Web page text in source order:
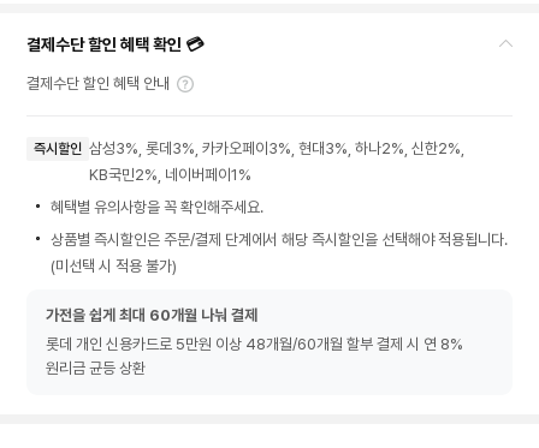
결제수단 할인 혜택 확인 💳
결제수단 할인 혜택 안내
즉시할인 삼성3%, 롯데3%, 카카오페이3%, 현대3%, 하나2%, 신한2%,
KB국민2%, 네이버페이1%
혜택별 유의사항을 꼭 확인해주세요.
상품별 즉시할인은 주문/결제 단계에서 해당 즉시할인을 선택해야 적용됩니다.
(미선택 시 적용 불가)
가전을 쉽게 최대 60개월 나눠 결제
롯데 개인 신용카드로 5만원 이상 48개월/60개월 할부 결제 시 연 8%
원리금 균등 상환